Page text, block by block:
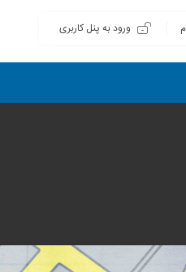
ورود به پنل کاربری